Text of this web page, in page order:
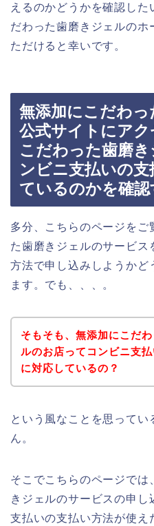
えるのかどうかを確認した
だわった歯磨きジェルのホ
ただけると幸いです。
無添加にこだわ
公式サイトにア
こだわった歯磨
ンビニ支払いの
ているのかを確認
多分、こちらのページをご
た歯磨きジェルのサービス
方法で申し込みしようかど
ます。でも、、、。
そもそも、無添加にこだ
ルのお店ってコンビニ支
に対応しているの？
という風なことを思って
ん。
そこでこちらのページでは
きジェルのサービスの申し
支払いの支払い方法が使え